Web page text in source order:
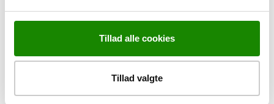
Tillad alle cookies
Tillad valgte